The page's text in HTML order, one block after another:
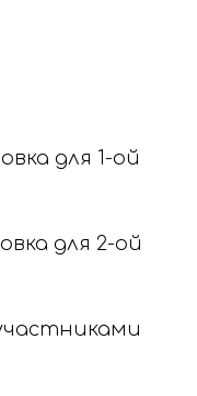
для 1-ой
для 2-ой